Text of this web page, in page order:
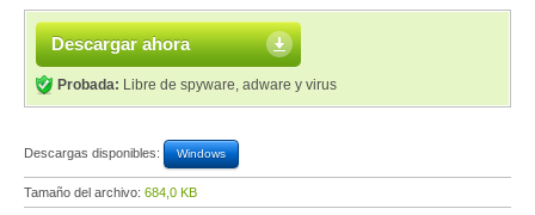
Descargar ahora
Probada: Libre de spyware, adware y virus
Descargas disponibles: Windows
Tamaño del archivo: 684,0 KB